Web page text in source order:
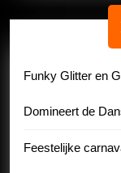
Funky Glitter en
Domineert de
Feestelijke